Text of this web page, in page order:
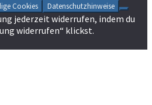
Cookies Datenschutzhinweise
jederzeit widerrufen, indem du
widerrufen“ klickst.